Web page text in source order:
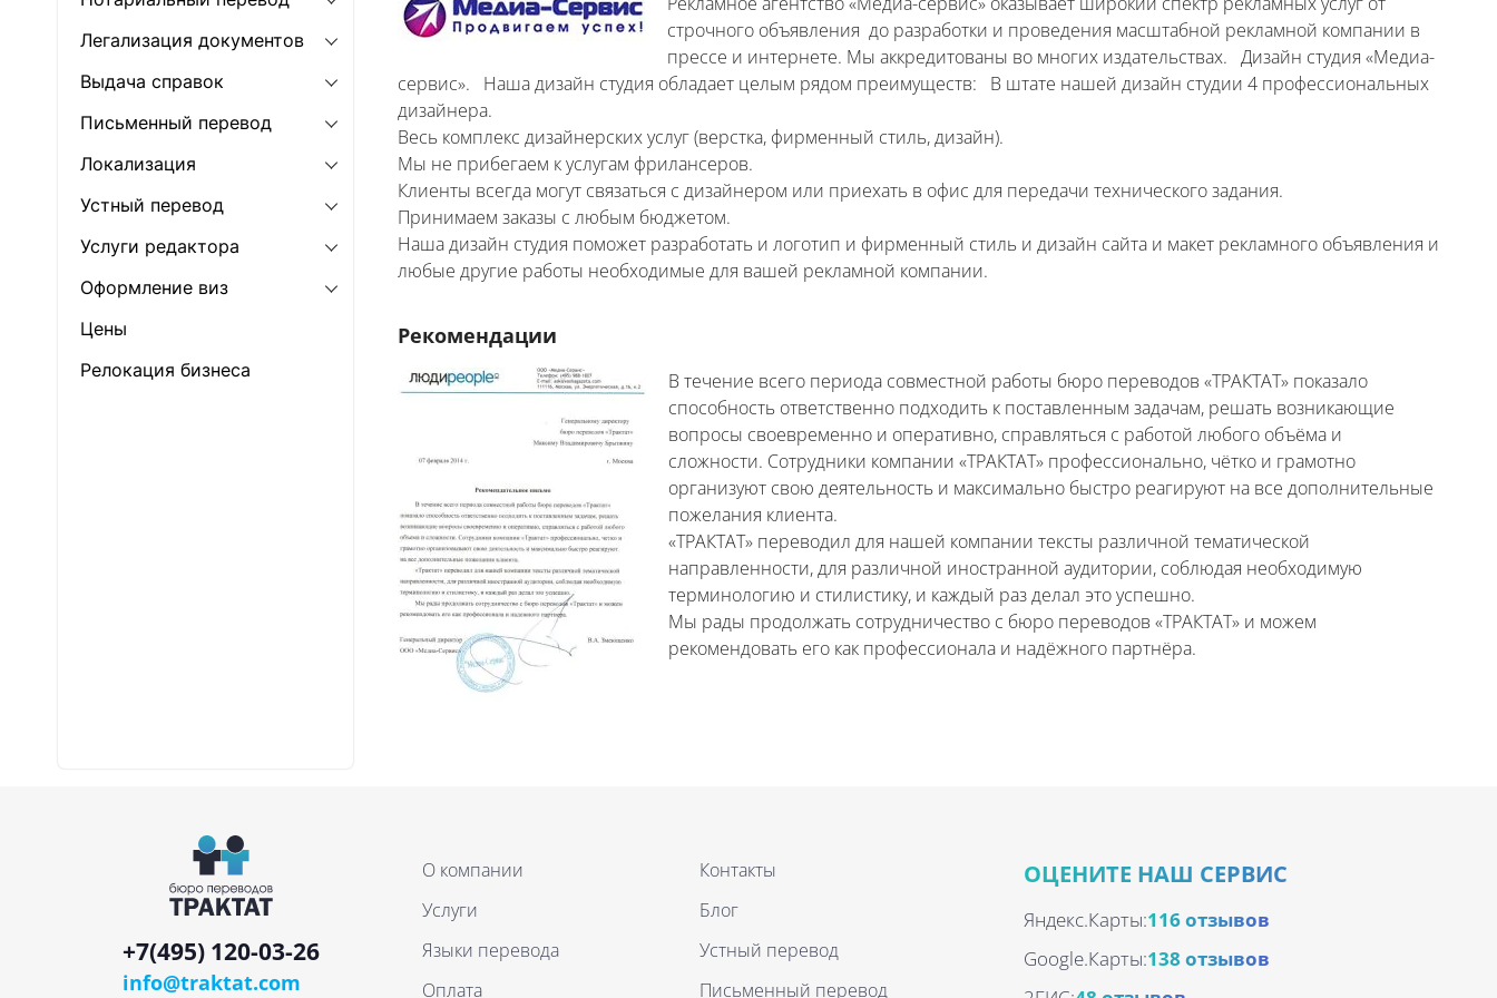
Другое
Легализация документов
Выдача справок
Письменный перевод
Локализация
Устный перевод
Услуги редактора
Оформление виз
Цены
Релокация бизнеса
строчного объявления до разработки и проведения масштабной рекламной компании в
прессе и интернете. Мы аккредитованы во многих издательствах. Дизайн студия «Медиа-
сервис». Наша дизайн студия обладает целым рядом преимуществ: В штате нашей дизайн студии 4 профессиональных
дизайнера.
Весь комплекс дизайнерских услуг (верстка, фирменный стиль, дизайн).
Мы не прибегаем к услугам фрилансеров.
Клиенты всегда могут связаться с дизайнером или приехать в офис для передачи технического задания.
Принимаем заказы с любым бюджетом.
Наша дизайн студия поможет разработать и логотип и фирменный стиль и дизайн сайта и макет рекламного объявления и
любые другие работы необходимые для вашей рекламной компании.
Рекомендации
В течение всего периода совместной работы бюро переводов «ТРАКТАТ» показало
способность ответственно подходить к поставленным задачам, решать возникающие
вопросы своевременно и оперативно, справляться с работой любого объёма и
сложности. Сотрудники компании «ТРАКТАТ» профессионально, чётко и грамотно
организуют свою деятельность и максимально быстро реагируют на все дополнительные
пожелания клиента.
«ТРАКТАТ» переводил для нашей компании тексты различной тематической
направленности, для различной иностранной аудитории, соблюдая необходимую
терминологию и стилистику, и каждый раз делал это успешно.
Мы рады продолжать сотрудничество с бюро переводов «ТРАКТАТ» и можем
рекомендовать его как профессионала и надёжного партнёра.
О компании
Услуги
Языки перевода
Оплата
Контакты
Блог
Устный перевод
Письменный перевод
+7(495) 120-03-26
info@traktat.com
ОЦЕНИТЕ НАШ СЕРВИС
Яндекс.Карты:116 отзывов
Google.Карты:138 отзывов